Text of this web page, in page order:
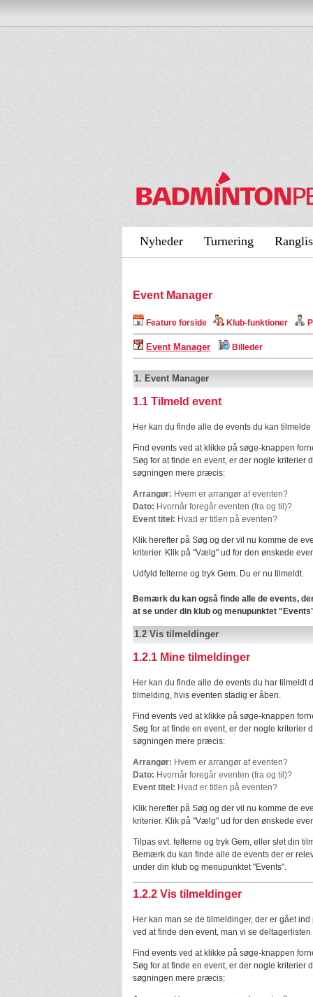
Nyheder Turnering
Event Manager
Feature forside Klub-funktioner
Event Manager Billeder
1. Event Manager
1.1 Tilmeld event
Her kan du finde alle de events du kan tilmelde
Find events ved at klikke på søge-knappen
Søg for at finde en event, er der nogle kriterier
søgningen mere præcis:
Arrangør: Hvem er arrangør af eventen?
Dato: Hvornår foregår eventen (fra og til)?
Event titel: Hvad er titlen på eventen?
Klik herefter på Søg og der vil nu komme de
kriterier. Klik på "Vælg" ud for den ønskede
Udfyld felterne og tryk Gem. Du er nu tilmeldt.
Bemærk du kan også finde alle de events,
at se under din klub og menupunktet
1.2 Vis tilmeldinger
1.2.1 Mine tilmeldinger
Her kan du finde alle de events du har tilmeldt
tilmelding, hvis eventen stadig er åben.
Find events ved at klikke på søge-knappen
Søg for at finde en event, er der nogle kriterier
søgningen mere præcis:
Arrangør: Hvem er arrangør af eventen?
Dato: Hvornår foregår eventen (fra og til)?
Event titel: Hvad er titlen på eventen?
Klik herefter på Søg og der vil nu komme de
kriterier. Klik på "Vælg" ud for den ønskede
Tilpas evt. felterne og tryk Gem, eller slet din
Bemærk du kan finde alle de events der er
under din klub og menupunktet "Events".
1.2.2 Vis tilmeldinger
Her kan man se de tilmeldinger, der er gået
ved at finde den event, man vi se deltagerlisten
Find events ved at klikke på søge-knappen
Søg for at finde en event, er der nogle kriterier
søgningen mere præcis: